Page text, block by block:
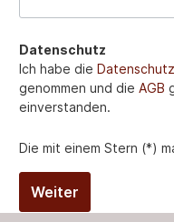
Datenschutz
Ich habe die
genommen und die AGB
einverstanden.
Die mit einem Stern (*)
Weiter